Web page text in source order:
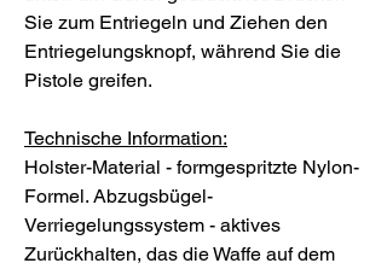
Sie zum Entriegeln und Ziehen den
Entriegelungsknopf, während Sie die
Pistole greifen.
Technische Information:
Holster-Material - formgespritzte Nylon-
Formel. Abzugsbügel-
Verriegelungssystem - aktives
Zurückhalten, das die Waffe auf dem